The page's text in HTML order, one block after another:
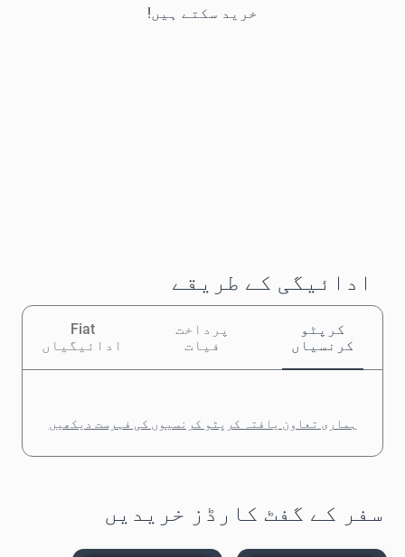
خرید سکتے ہیں!
ادائیگی کے طریقے
کرپٹو
کرنسیاں
پرداخت
فیات
Fiat
ادائیگیاں
ہماری تعاون یافتہ کرپٹو کرنسیوں کی فہرست دیکھیں
سفر کے گفٹ کارڈز خریدیں